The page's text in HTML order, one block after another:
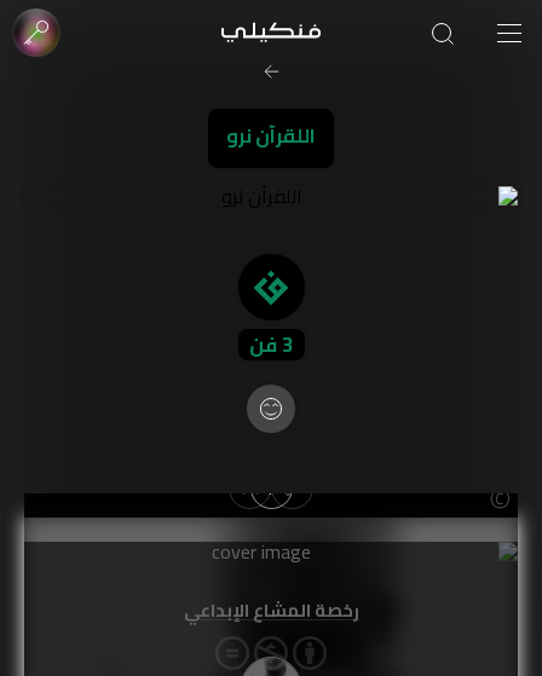
اللقرآن نرو
3فن
رخصة المشاع الإبداعي
صورة الغلاف من فن
SOUFIANE Abid